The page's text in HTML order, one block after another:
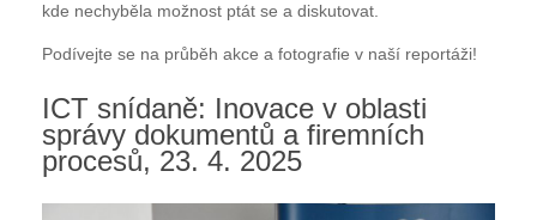
kde nechyběla možnost ptát se a diskutovat.
Podívejte se na průběh akce a fotografie v naší reportáži!
ICT snídaně: Inovace v oblasti
správy dokumentů a firemních
procesů, 23. 4. 2025